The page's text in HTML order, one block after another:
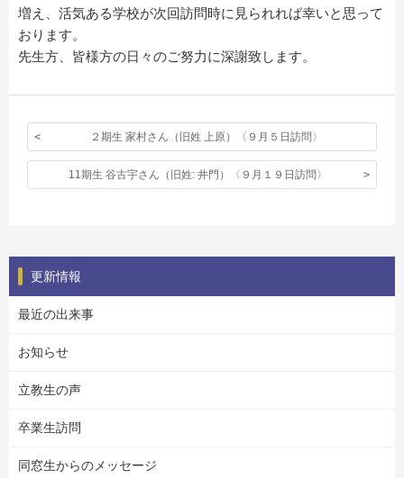
増え、活気ある学校が次回訪問時に見られれば幸いと思って
おります。
先生方、皆様方の日々のご努力に深謝致します。
２期生 家村さん（旧姓 上原）〈９月５日訪問〉
11期生 谷古宇さん（旧姓: 井門）〈９月１９日訪問〉
更新情報
最近の出来事
お知らせ
立教生の声
卒業生訪問
同窓生からのメッセージ